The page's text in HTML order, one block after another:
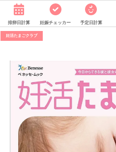
排卵日計算 妊娠チェッカー 予定日計算
妊活たまごクラブ